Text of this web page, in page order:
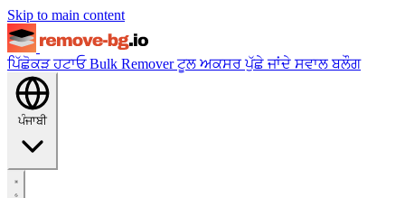
Skip to main content
ਪਿੱਛੋਕੜ ਹਟਾਓBulk Removerਟੂਲ ਅਕਸਰ ਪੁੱਛੇ ਜਾਂਦੇ ਸਵਾਲਬਲੌਗ
ਪੰਜਾਬੀ